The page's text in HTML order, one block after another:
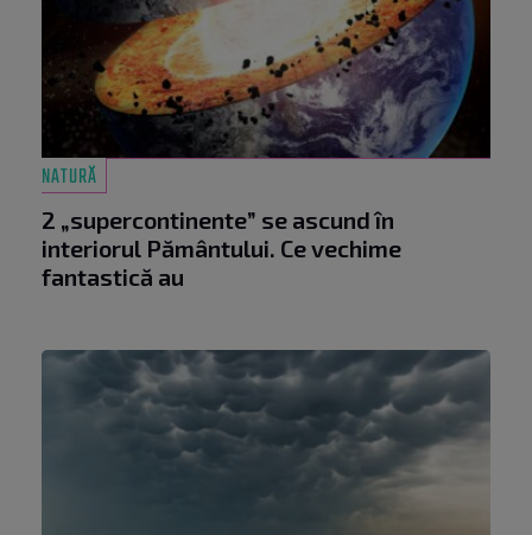
NATURĂ
2 „supercontinente” se ascund în
interiorul Pământului. Ce vechime
fantastică au